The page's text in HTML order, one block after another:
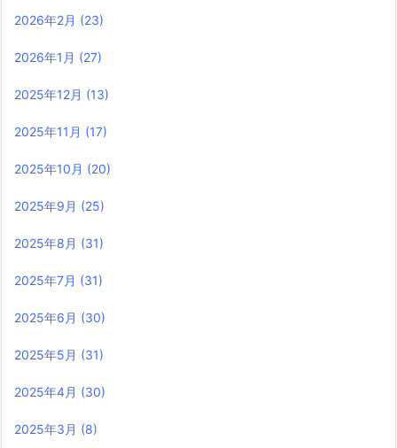
2026年2月 (23)
2026年1月 (27)
2025年12月 (13)
2025年11月 (17)
2025年10月 (20)
2025年9月 (25)
2025年8月 (31)
2025年7月 (31)
2025年6月 (30)
2025年5月 (31)
2025年4月 (30)
2025年3月 (8)